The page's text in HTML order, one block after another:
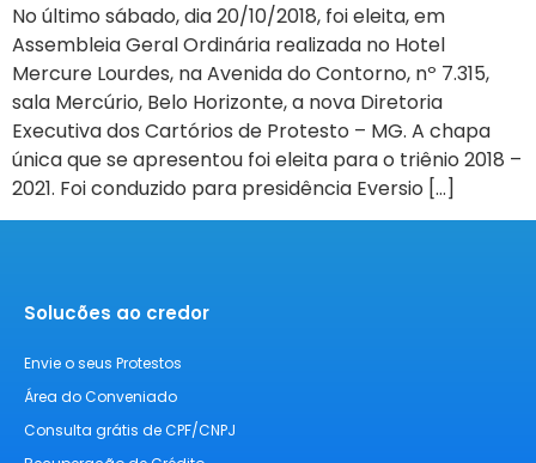
No último sábado, dia 20/10/2018, foi eleita, em
Assembleia Geral Ordinária realizada no Hotel
Mercure Lourdes, na Avenida do Contorno, nº 7.315,
sala Mercúrio, Belo Horizonte, a nova Diretoria
Executiva dos Cartórios de Protesto – MG. A chapa
única que se apresentou foi eleita para o triênio 2018 –
2021. Foi conduzido para presidência Eversio […]
Solucões ao credor
Envie o seus Protestos
Área do Conveniado
Consulta grátis de CPF/CNPJ